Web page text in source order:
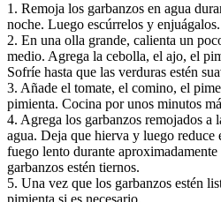
1. Remoja los garbanzos en agua
noche. Luego escúrrelos y enjuágalos.
2. En una olla grande, calienta un
medio. Agrega la cebolla, el ajo, el
Sofríe hasta que las verduras estén
3. Añade el tomate, el comino, el
pimienta. Cocina por unos minutos
4. Agrega los garbanzos remojados a
agua. Deja que hierva y luego
fuego lento durante
garbanzos estén tiernos.
5. Una vez que los garbanzos estén